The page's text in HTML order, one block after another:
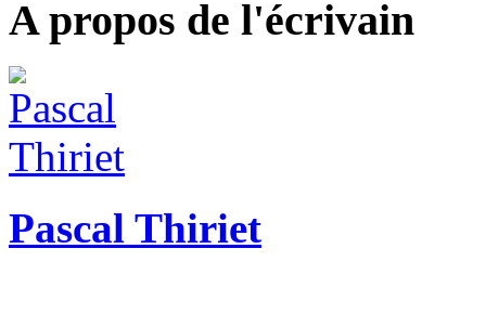
A propos de l'écrivain
Pascal Thiriet